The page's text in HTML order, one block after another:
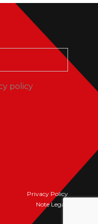
policy
Privacy Policy
Note Legali